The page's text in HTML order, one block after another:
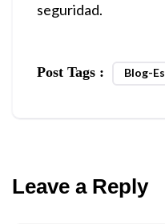
seguridad.
Post Tags : Blog-Es
Leave a Reply